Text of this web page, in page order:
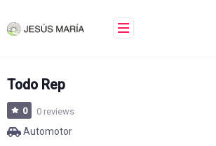
to
Todo Rep
0 0 reviews
Automotor